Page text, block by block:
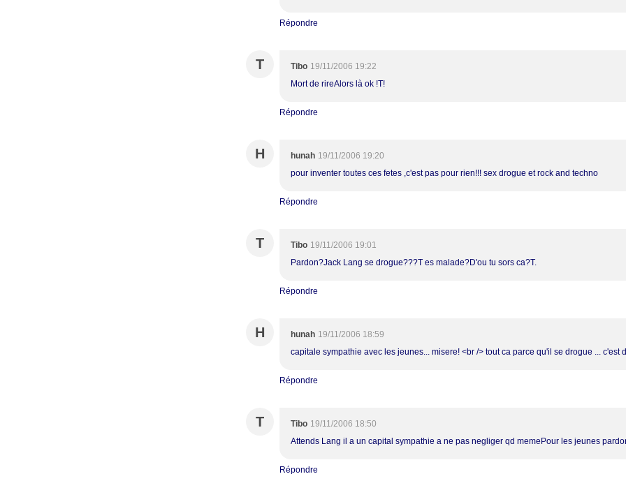
Répondre
T Tibo 19/11/2006 19:22
Mort de rireAlors là ok !T!
Répondre
H hunah 19/11/2006 19:20
pour inventer toutes ces fetes ,c'est pas pour rien!!! sex drogue et rock and techno
Répondre
T Tibo 19/11/2006 19:01
Pardon?Jack Lang se drogue???T es malade?D'ou tu sors ca?T.
Répondre
H hunah 19/11/2006 18:59
capitale sympathie avec les jeunes... misere! <br /> tout ca parce qu'il se drogue ... c'est
Répondre
T Tibo 19/11/2006 18:50
Attends Lang il a un capital sympathie a ne pas negliger qd memePour les jeunes
Répondre